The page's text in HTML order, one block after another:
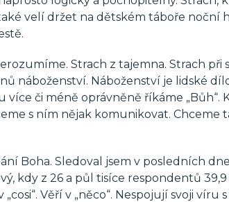
velí držet na dětském táboře noční
Strach z tajemna. Strach při
náboženství. Náboženství je lidské
více či méně oprávněně říkáme
s ním nějak komunikovat. Chceme
Boha. Sledoval jsem v posledních
kdy z 26 a půl tisíce respondentů 39,9
Věří v „něco“. Nespojují svoji víru